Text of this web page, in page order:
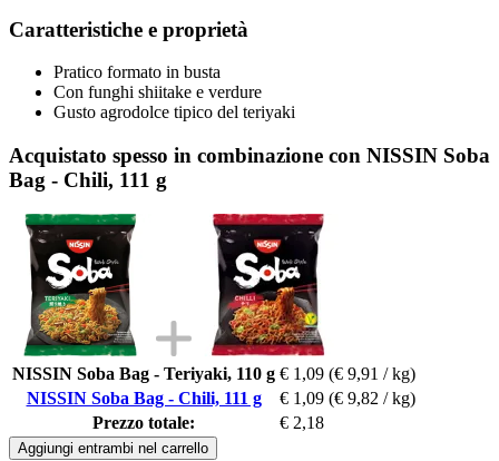
Caratteristiche e proprietà
Pratico formato in busta
Con funghi shiitake e verdure
Gusto agrodolce tipico del teriyaki
Acquistato spesso in combinazione con NISSIN Soba
Bag - Chili, 111 g
NISSIN Soba Bag - Teriyaki, 110 g € 1,09 (€ 9,91 / kg)
NISSIN Soba Bag - Chili, 111 g
€ 1,09 (€ 9,82 / kg)
Prezzo totale:
€ 2,18
Aggiungi entrambi nel carrello